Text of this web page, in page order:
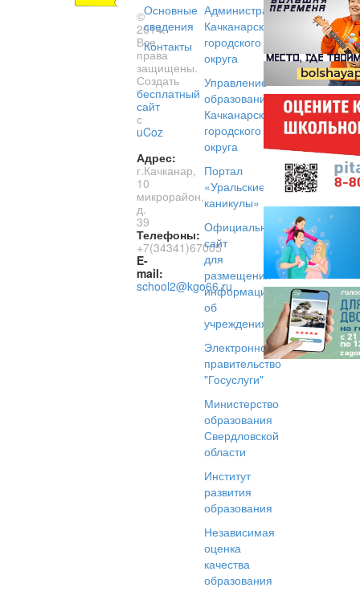
©
2014.
Все
права
защищены.
Создать
бесплатный
сайт
с
uCoz
Адрес:
г.Качканар,
10
микрорайон,
д.
39
Телефоны:
+7(34341)67005
E-
mail:
school2@kgo66.ru
Основные
сведения
Контакты
Администрация
Качканарского
городского
округа
Управление
образованием
Качканарского
городского
округа
Портал
«Уральские
каникулы»
Официальный
сайт
для
размещения
информации
об
учреждениях
Электронное
правительство
"Госуслуги"
Министерство
образования
Свердловской
области
Институт
развития
образования
Независимая
оценка
качества
образования